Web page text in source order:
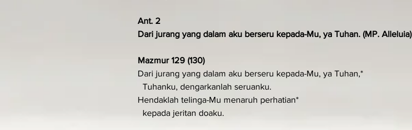
Ant. 2
Dari jurang yang dalam aku berseru kepada-Mu, ya Tuhan. (MP. Alleluia)
Mazmur 129 (130)
Dari jurang yang dalam aku berseru kepada-Mu, ya Tuhan,*
  Tuhanku, dengarkanlah seruanku.
Hendaklah telinga-Mu menaruh perhatian*
  kepada jeritan doaku.